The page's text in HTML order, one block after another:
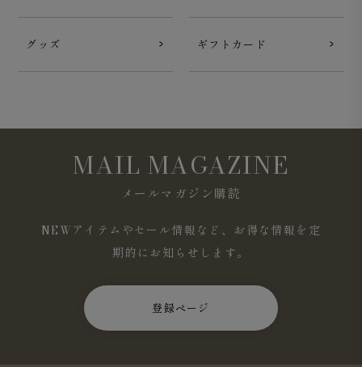
グッズ ギフトカード
MAIL MAGAZINE
メールマガジン購読
NEWアイテムやセール情報など、お得な情報を定
期的にお知らせします。
登録ページ